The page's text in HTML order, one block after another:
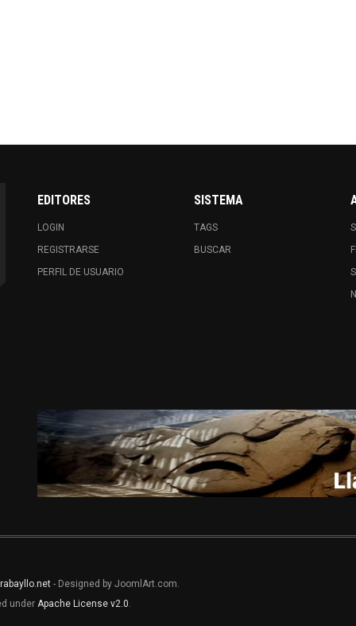
EDITORES
LOGIN
REGISTRARSE
PERFIL DE USUARIO
SISTEMA
TAGS
BUSCAR
- Designed by JoomlArt.com.
under Apache License v2.0